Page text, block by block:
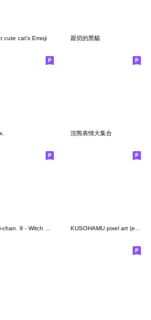
cute cat's Emoji 親切的黑貓
浣熊表情大集合
kurumi-chan. 9 - Witch Ver. KUSOHAMU pixel art (emoji)